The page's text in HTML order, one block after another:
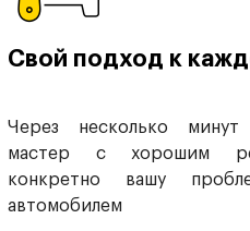
Свой подход к
Через несколько
мастер с хорошим
конкретно вашу
автомобилем